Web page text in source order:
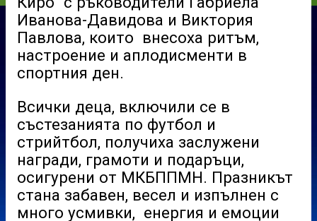
Иванова-Давидова и Виктория
Павлова, които внесоха ритъм,
настроение и аплодисменти в
спортния ден.
Всички деца, включили се в
състезанията по футбол и
стрийтбол, получиха заслужени
награди, грамоти и подаръци,
осигурени от МКБППМН. Празникът
стана забавен, весел и изпълнен с
много усмивки, енергия и емоции